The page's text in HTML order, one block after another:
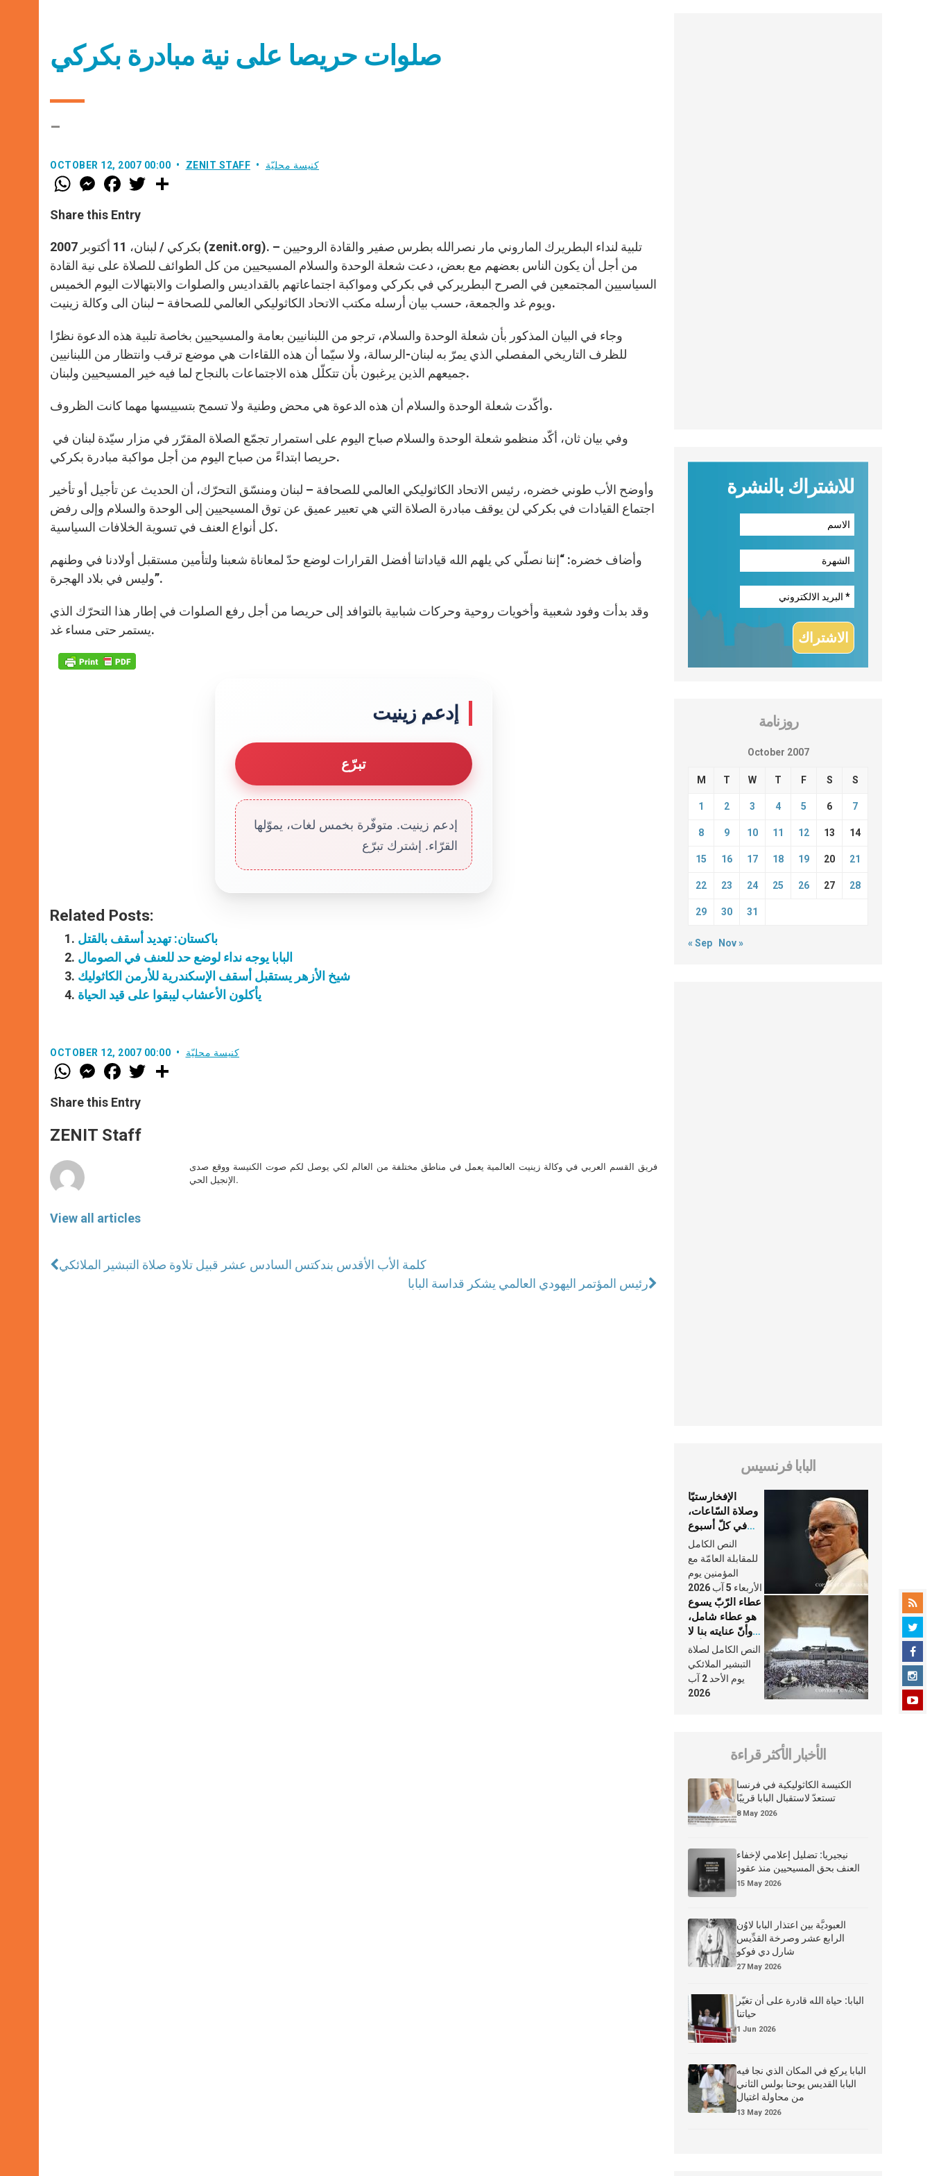
صلوات حريصا على نية مبادرة بكركي
–
OCTOBER 12, 2007 00:00 ZENIT STAFF كنيسة محليّة
W
h
t
s
p
p
M
e
s
e
g
e
r
F
a
e
b
o
k
w
r
Share this Entry
بكركي / لبنان، 11 أكتوبر 2007 (zenit.org). – تلبية لنداء البطريرك الماروني مار نصرالله بطرس صفير والقادة الروحيين
من أجل أن يكون الناس بعضهم مع بعض، دعت شعلة الوحدة والسلام المسيحيين من كل الطوائف للصلاة على نية القادة
السياسيين المجتمعين في الصرح البطريركي في بكركي ومواكبة اجتماعاتهم بالقداديس والصلوات والابتهالات اليوم الخميس
ويوم غد والجمعة، حسب بيان أرسله مكتب الاتحاد الكاثوليكي العالمي للصحافة – لبنان الى وكالة زينيت.
وجاء في البيان المذكور بأن شعلة الوحدة والسلام، ترجو من اللبنانيين بعامة والمسيحيين بخاصة تلبية هذه الدعوة نظرًًا
للظرف التاريخي المفصلي الذي يمرّ به لبنان-الرسالة، ولا سيّما أن هذه اللقاءات هي موضع ترقب وانتظار من اللبنانيين
جميعهم الذين يرغبون بأن تتكلّل هذه الاجتماعات بالنجاح لما فيه خير المسيحيين ولبنان.
وأكّدت شعلة الوحدة والسلام أن هذه الدعوة هي محض وطنية ولا تسمح بتسييسها مهما كانت الظروف.
حريصا ابتداءً من صباح اليوم من أجل مواكبة مبادرة بكركي.
وأوضح الأب طوني خضره، رئيس الاتحاد الكاثوليكي العالمي للصحافة – لبنان ومنسّق التحرّك، أن الحديث عن تأجيل أو تأخير
اجتماع القيادات في بكركي لن يوقف مبادرة الصلاة التي هي تعبير عميق عن توق المسيحيين إلى الوحدة والسلام وإلى رفض
كل أنواع العنف في تسوية الخلافات السياسية.
وأضاف خضره: “إننا نصلّي كي يلهم الله قياداتنا أفضل القرارات لوضع حدّ لمعاناة شعبنا ولتأمين مستقبل أولادنا في وطنهم
وليس في بلاد الهجرة”.
وقد بدأت وفود شعبية وأخويات روحية وحركات شبابية بالتوافد إلى حريصا من أجل رفع الصلوات في إطار هذا التحرّك الذي
يستمر حتى مساء غد.
إدعم زينيت
تبرّع
إدعم زينيت. متوفّرة بخمس لغات، يموّلها
القرّاء. إشترك تبرّع
Related Posts:
باكستان: تهديد أسقف بالقتل
البابا يوجه نداء لوضع حد للعنف في الصومال
شيخ الأزهر يستقبل أسقف الإسكندرية للأرمن الكاثوليك
يأكلون الأعشاب ليبقوا على قيد الحياة
OCTOBER 12, 2007 00:00 كنيسة محليّة
W
h
t
s
p
p
M
e
s
e
g
e
F
a
e
b
o
k
w
Share this Entry
ZENIT Staff
View all articles
فريق القسم العربي في وكالة زينيت العالمية يعمل في مناطق مختلفة من العالم لكي يوصل لكم صوت الكنيسة ووقع صدى
الإنجيل الحي.
كلمة الأب الأقدس بندكتس السادس عشر قبيل تلاوة صلاة التبشير الملائكي
رئيس المؤتمر اليهودي العالمي يشكر قداسة البابا
للاشتراك بالنشرة
روزنامة
October 2007
M T W T F S S
1 2 3 4 5 6 7
8 9 10 11 12 13 14
15 16 17 18 19 20 21
22 23 24 25 26 27 28
29 30 31
« Sep Nov »
البابا فرنسيس
الإفخارستيّا
وصلاة السّاعات،
في كلّ أسبوع
وكلّ يوم، هما
النَّفَس في حياة
الكنيسة
النص الكامل
للمقابلة العامّة مع
المؤمنين يوم
الأربعاء 5 آب 2026
عطاء الرّبّ يسوع
هو عطاء شامل،
وأنّ عنايته بنا لا
تغيب عنّا أبدًا
النص الكامل لصلاة
التبشير الملائكي
يوم الأحد 2 آب
2026
الأخبار الأكثر قراءة
الكنيسة الكاثوليكية في فرنسا
تستعدّ لاستقبال البابا قريبًا
8 May 2026
نيجيريا: تضليل إعلامي لإخفاء
العنف بحق المسيحيين منذ عقود
15 May 2026
العبوديَّة بين اعتذار البابا لاوُن
الرابع عشر وصرخة القدِّيس
شارل دي فوكو
27 May 2026
البابا: حياة الله قادرة على أن تغيّر
حياتنا
1 Jun 2026
البابا يركع في المكان الذي نجا فيه
البابا القديس يوحنا بولس الثاني
من محاولة اغتيال
13 May 2026